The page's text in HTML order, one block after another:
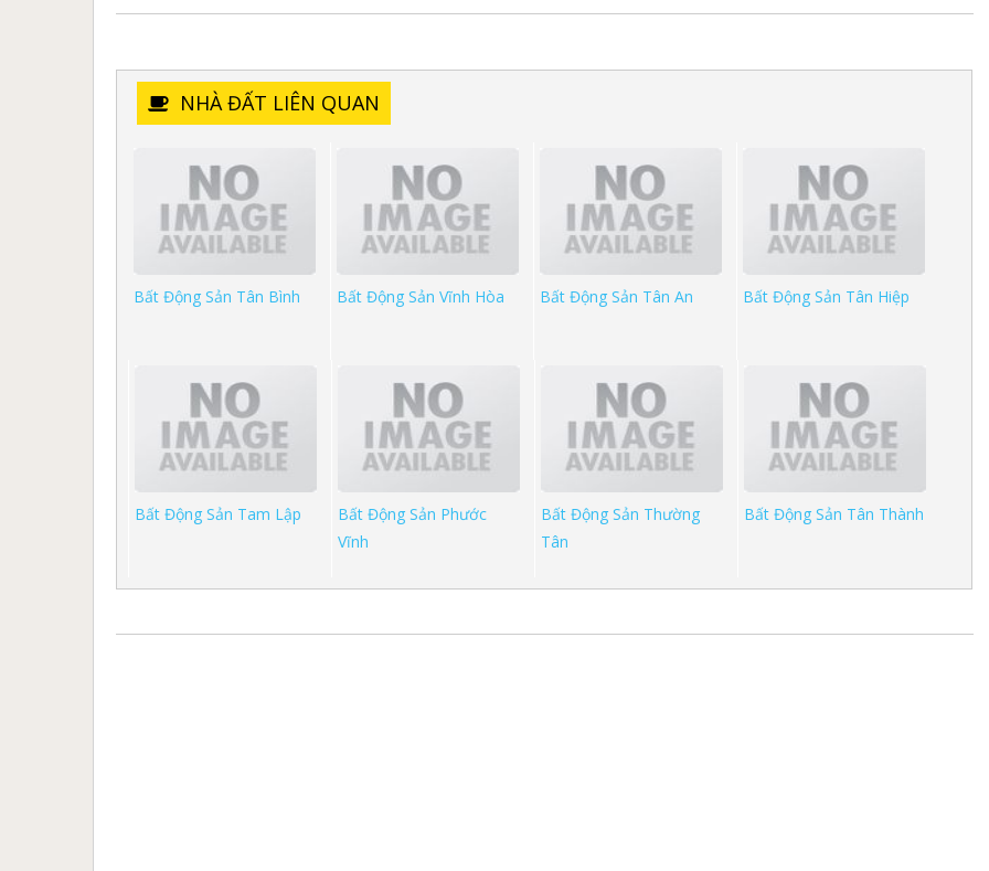
NHÀ ĐẤT LIÊN QUAN
Bất Động Sản Tân Bình Bất Động Sản Vĩnh Hòa Bất Động Sản Tân An Bất Động Sản Tân Hiệp
Bất Động Sản Tam Lập
Bất Động Sản Phước
Vĩnh
Bất Động Sản Thường
Tân
Bất Động Sản Tân Thành